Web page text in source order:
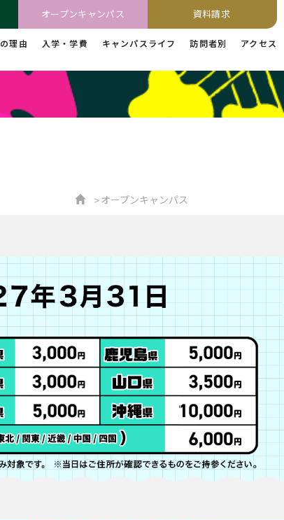
オープンキャンパス 資料請求
理由 入学・学費 キャンパスライフ 訪問者別 アクセス
オープンキャンパス